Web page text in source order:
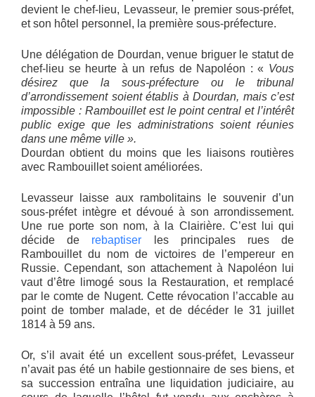
devient le chef-lieu, Levasseur, le premier sous-préfet,
et son hôtel personnel, la première sous-préfecture.
Une délégation de Dourdan, venue briguer le statut de
chef-lieu se heurte à un refus de Napoléon : « Vous
désirez que la sous-préfecture ou le tribunal
d’arrondissement soient établis à Dourdan, mais c’est
impossible : Rambouillet est le point central et l’intérêt
public exige que les administrations soient réunies
dans une même ville ».
Dourdan obtient du moins que les liaisons routières
avec Rambouillet soient améliorées.
Levasseur laisse aux rambolitains le souvenir d’un
sous-préfet intègre et dévoué à son arrondissement.
Une rue porte son nom, à la Clairière. C’est lui qui
décide de rebaptiser les principales rues de
Rambouillet du nom de victoires de l’empereur en
Russie. Cependant, son attachement à Napoléon lui
vaut d’être limogé sous la Restauration, et remplacé
par le comte de Nugent. Cette révocation l’accable au
point de tomber malade, et de décéder le 31 juillet
1814 à 59 ans.
Or, s’il avait été un excellent sous-préfet, Levasseur
n’avait pas été un habile gestionnaire de ses biens, et
sa succession entraîna une liquidation judiciaire, au